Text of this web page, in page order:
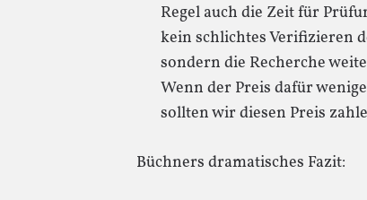
Regel auch die Zeit für
kein schlichtes Verifizieren
sondern die Recherche
Wenn der Preis dafür
sollten wir diesen Preis
Büchners dramatisches Fazit: